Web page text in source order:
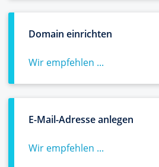
Domain einrichten
Wir empfehlen ...
E-Mail-Adresse anlegen
Wir empfehlen ...